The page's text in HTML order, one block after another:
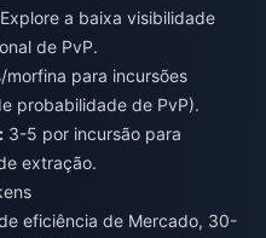
Explore a baixa visibilidade
de PvP.
morfina para incursões
probabilidade de PvP).
3-5 por incursão para
extração.
eficiência de Mercado, 30-